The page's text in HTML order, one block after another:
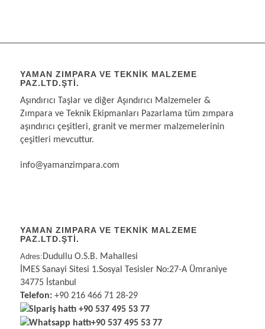
YAMAN ZIMPARA VE TEKNIK MALZEME
PAZ.LTD.ŞTI.
Aşındırıcı Taşlar ve diğer Aşındırıcı Malzemeler &
Zımpara ve Teknik Ekipmanları Pazarlama tüm zımpara
aşındırıcı çeşitleri, granit ve mermer malzemelerinin
çeşitleri mevcuttur.
info@yamanzimpara.com
YAMAN ZIMPARA VE TEKNİK MALZEME
PAZ.LTD.ŞTİ.
Adres: Dudullu O.S.B. Mahallesi
İMES Sanayi Sitesi 1.Sosyal Tesisler No:27-A Ümraniye
34775 İstanbul
Telefon:+90 216 466 71 28-29
Sipariş hattı +90 537 495 53 77
Whatsapp hattı+90 537 495 53 77